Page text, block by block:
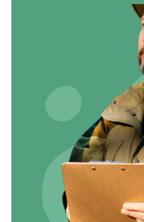
Сведения об
Политика в отношении
Пользовательское
СКАЧИВАЙТЕ
ПРИЛОЖЕНИЕ
Наша
приложение
«ИС «АКАДЕМРЕСУРС»
«Сколково»